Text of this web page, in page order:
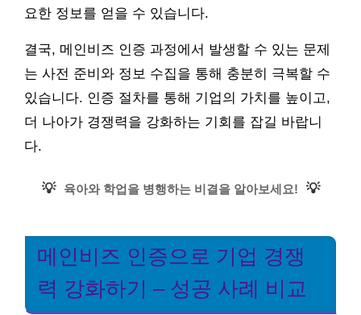
요한 정보를 얻을 수 있습니다.
결국, 메인비즈 인증 과정에서 발생할 수 있는 문제
는 사전 준비와 정보 수집을 통해 충분히 극복할 수
있습니다. 인증 절차를 통해 기업의 가치를 높이고,
더 나아가 경쟁력을 강화하는 기회를 잡길 바랍니
다.
💡 육아와 학업을 병행하는 비결을 알아보세요! 💡
메인비즈 인증으로 기업 경쟁
력 강화하기 – 성공 사례 비교